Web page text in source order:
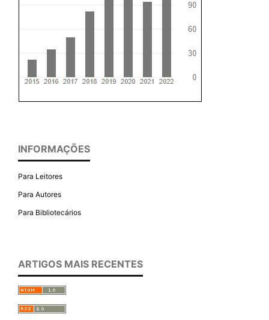
INFORMAÇÕES
Para Leitores
Para Autores
Para Bibliotecários
ARTIGOS MAIS RECENTES